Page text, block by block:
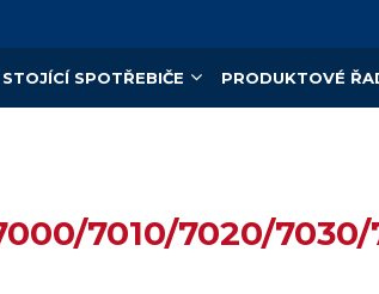
PRODUKTOVÉ
SPOTŘEBIČE
7010/7020/7030/